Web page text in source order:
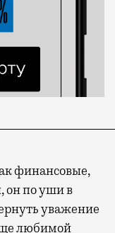
беретфинансовые,
он по уши в
уважение
любимой